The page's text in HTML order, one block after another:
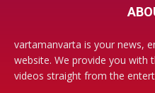
vartamanvarta is your news,
website. We provide you with
videos straight from the